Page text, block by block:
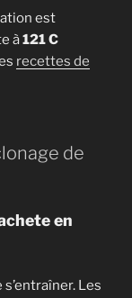
est
à121 C
recettes de
de
en
Les